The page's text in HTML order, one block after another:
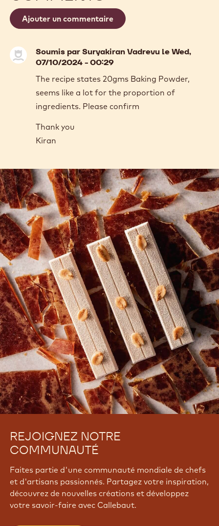
Ajouter un commentaire
Soumis parSuryakiran Vadrevu le Wed,
07/10/2024 - 00:29
The recipe states 20gms Baking Powder,
seems like a lot for the proportion of
ingredients. Please confirm
Thank you
Kiran
REJOIGNEZ NOTRE
COMMUNAUTÉ
Faites partie d'une communauté mondiale de chefs
et d'artisans passionnés. Partagez votre inspiration,
découvrez de nouvelles créations et développez
votre savoir-faire avec Callebaut.